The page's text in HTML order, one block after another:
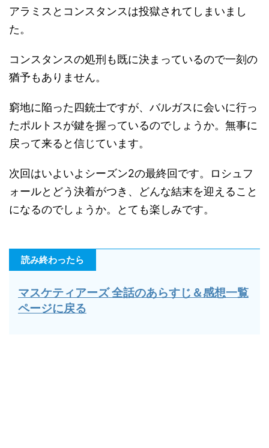
アラミスとコンスタンスは投獄されてしまいまし
た。
コンスタンスの処刑も既に決まっているので一刻の
猶予もありません。
窮地に陥った四銃士ですが、バルガスに会いに行っ
たポルトスが鍵を握っているのでしょうか。無事に
戻って来ると信じています。
次回はいよいよシーズン2の最終回です。ロシュフ
ォールとどう決着がつき、どんな結末を迎えること
になるのでしょうか。とても楽しみです。
読み終わったら
マスケティアーズ 全話のあらすじ＆感想一覧
ページに戻る